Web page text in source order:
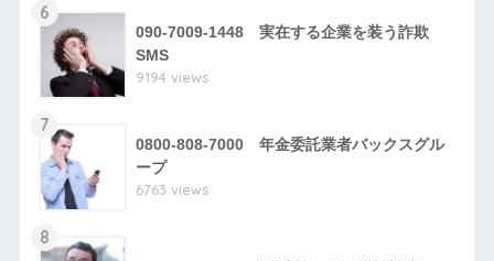
6
090-7009-1448 実在する企業を装う詐欺
SMS
9194 views
7
0800-808-7000 年金委託業者バックスグル
ープ
6763 views
8